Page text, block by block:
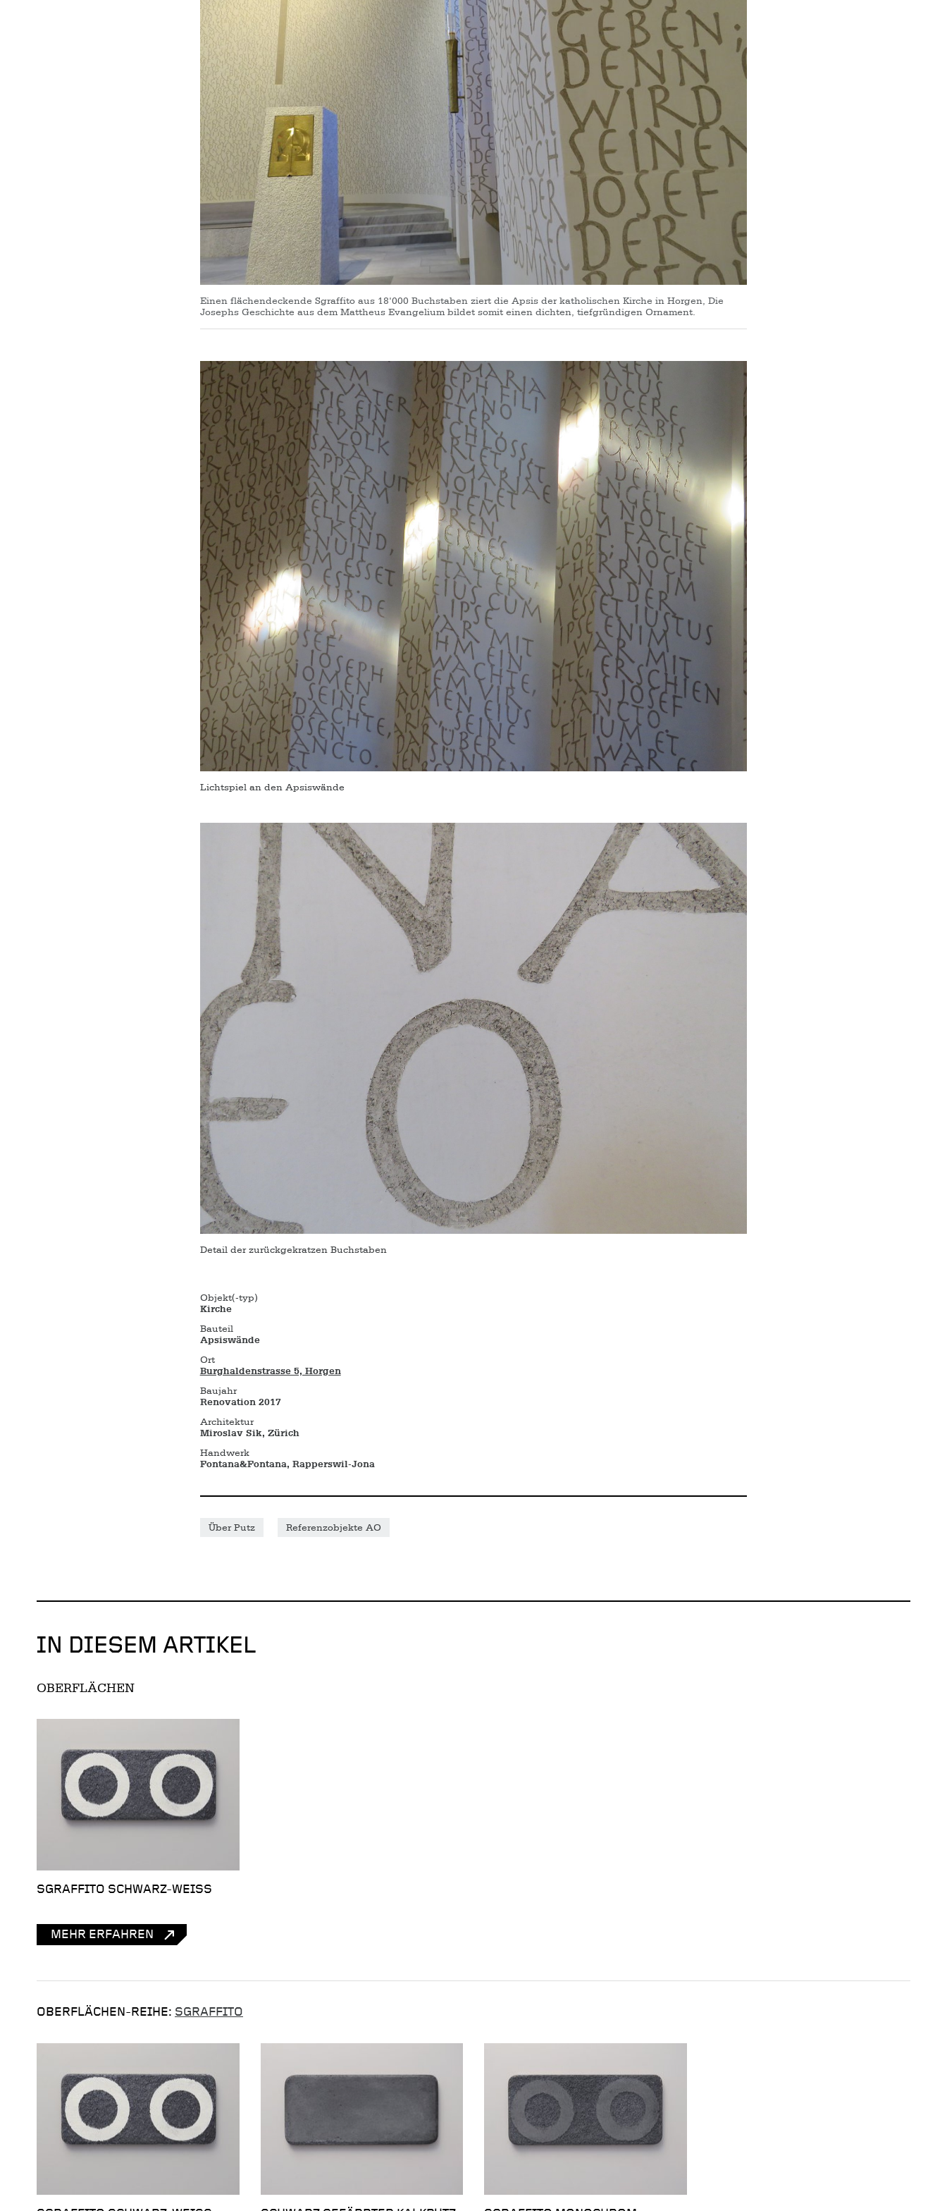
Einen flächendeckende Sgraffito aus 18'000 Buchstaben ziert die Apsis der katholischen Kirche in Horgen, Die
Josephs Geschichte aus dem Mattheus Evangelium bildet somit einen dichten, tiefgründigen Ornament.
Lichtspiel an den Apsiswände
Detail der zurückgekratzen Buchstaben
Objekt(-typ)
Kirche
Bauteil
Apsiswände
Ort
Burghaldenstrasse 5, Horgen
Baujahr
Renovation 2017
Architektur
Miroslav Sik, Zürich
Handwerk
Fontana&Fontana, Rapperswil-Jona
Über Putz Referenzobjekte AO
IN DIESEM ARTIKEL
OBERFLÄCHEN
SGRAFFITO SCHWARZ-WEISS
MEHR ERFAHREN
OBERFLÄCHEN-REIHE: SGRAFFITO